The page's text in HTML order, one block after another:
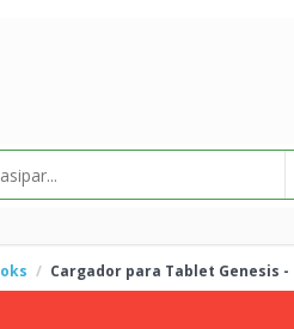
Cargador para Tablet Genesis -